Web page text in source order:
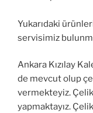
Yukarıdaki
servisimiz
Ankara Kızılay
de mevcut olup
vermekteyiz. Çelik
yapmaktayız.